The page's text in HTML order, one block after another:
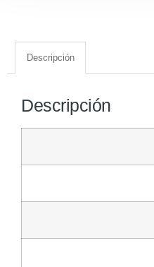
Descripción
Descripción